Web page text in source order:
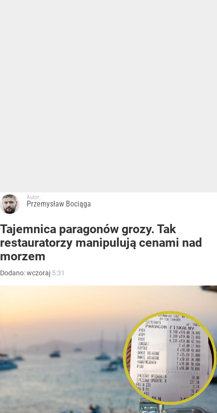
Autor:
Przemysław Bociąga
Tajemnica paragonów grozy. Tak
restauratorzy manipulują cenami nad
morzem
Dodano:wczoraj 5:31